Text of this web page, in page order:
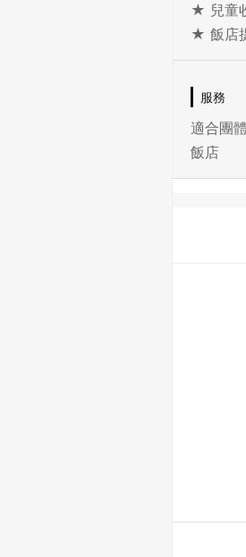
★ 兒童
服務
適合團
飯店